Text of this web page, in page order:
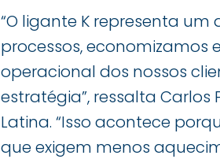
“O ligante K representa
processos, economizamos
operacional dos nossos
estratégia”, ressalta Carlos
Latina. “Isso acontece
que exigem menos